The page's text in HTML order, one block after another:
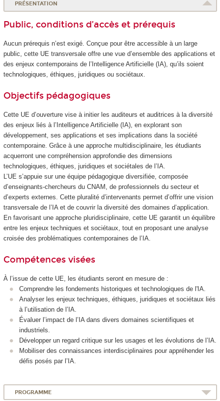
PRÉSENTATION
Public, conditions d’accès et prérequis
Aucun prérequis n’est exigé. Conçue pour être accessible à un large
public, cette UE transversale offre une vue d’ensemble des applications et
des enjeux contemporains de l’Intelligence Artificielle (IA), qu’ils soient
technologiques, éthiques, juridiques ou sociétaux.
Objectifs pédagogiques
Cette UE d’ouverture vise à initier les auditeurs et auditrices à la diversité
des enjeux liés à l’Intelligence Artificielle (IA), en explorant son
développement, ses applications et ses implications dans la société
contemporaine. Grâce à une approche multidisciplinaire, les étudiants
acquerront une compréhension approfondie des dimensions
technologiques, éthiques, juridiques et sociétales de l’IA.
L’UE s’appuie sur une équipe pédagogique diversifiée, composée
d’enseignants-chercheurs du CNAM, de professionnels du secteur et
d’experts externes. Cette pluralité d’intervenants permet d’offrir une vision
transversale de l’IA et de couvrir la diversité des domaines d’application.
En favorisant une approche pluridisciplinaire, cette UE garantit un équilibre
entre les enjeux techniques et sociétaux, tout en proposant une analyse
croisée des problématiques contemporaines de l’IA.
Compétences visées
À l’issue de cette UE, les étudiants seront en mesure de :
Comprendre les fondements historiques et technologiques de l'IA.
Analyser les enjeux techniques, éthiques, juridiques et sociétaux liés
à l’utilisation de l’IA.
Évaluer l’impact de l’IA dans divers domaines scientifiques et
industriels.
Développer un regard critique sur les usages et les évolutions de l’IA.
Mobiliser des connaissances interdisciplinaires pour appréhender les
défis posés par l’IA.
PROGRAMME